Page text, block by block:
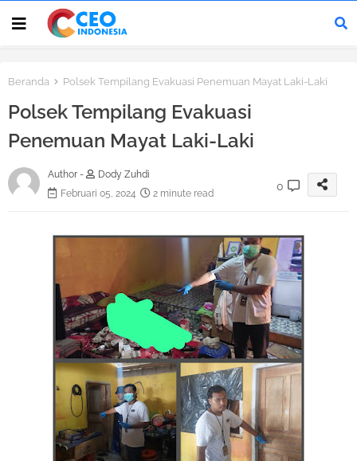
Beranda Polsek Tempilang Evakuasi Penemuan Mayat Laki-Laki
Polsek Tempilang Evakuasi
Penemuan Mayat Laki-Laki
Author -
Dody Zuhdi
Februari 05, 2024
2 minute read
0